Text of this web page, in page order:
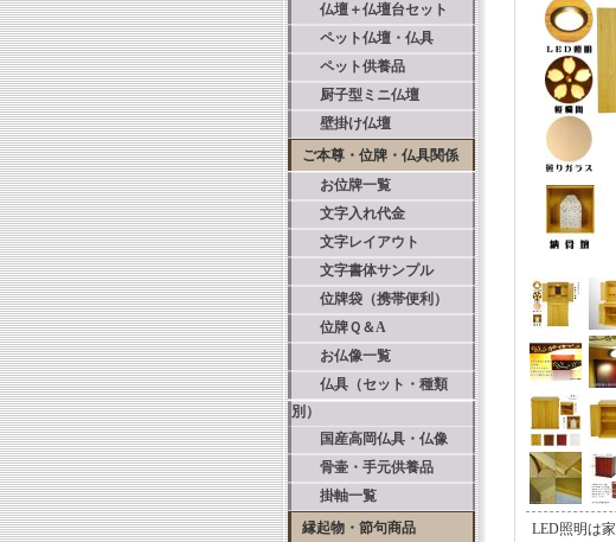
仏壇＋仏壇台セット
ペット仏壇・仏具
ペット供養品
厨子型ミニ仏壇
壁掛け仏壇
ご本尊・位牌・仏具関係
お位牌一覧
文字入れ代金
文字レイアウト
文字書体サンプル
位牌袋（携帯便利）
位牌Ｑ＆A
お仏像一覧
仏具（セット・種類
別）
国産高岡仏具・仏像
骨壷・手元供養品
掛軸一覧
縁起物・節句商品
LED照明は